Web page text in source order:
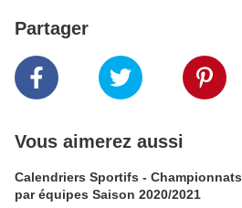
Partager
Vous aimerez aussi
Calendriers Sportifs - Championnats
par équipes Saison 2020/2021